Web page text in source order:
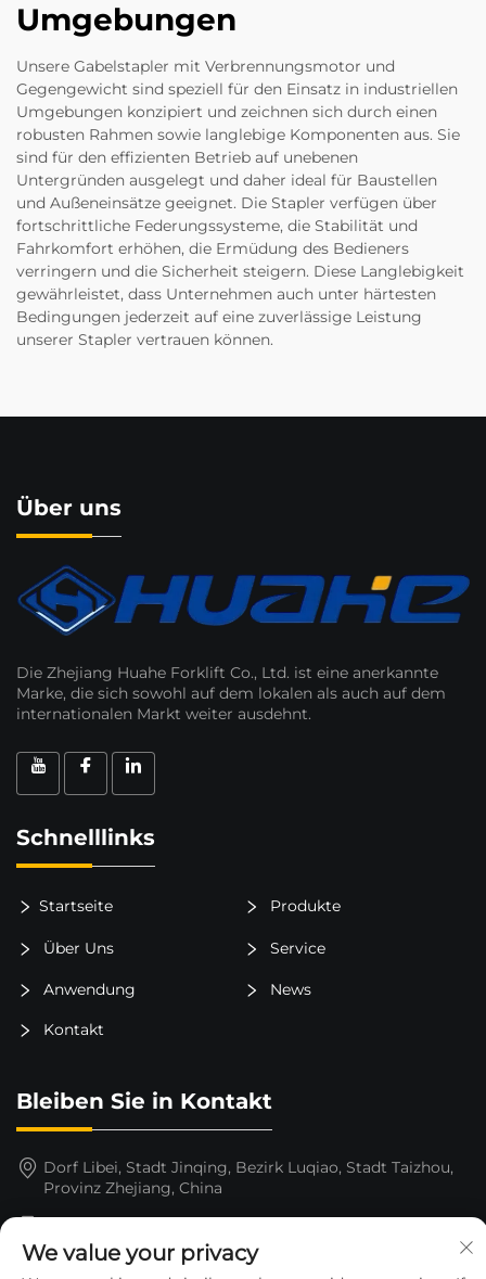
Umgebungen
Unsere Gabelstapler mit Verbrennungsmotor und
Gegengewicht sind speziell für den Einsatz in industriellen
Umgebungen konzipiert und zeichnen sich durch einen
robusten Rahmen sowie langlebige Komponenten aus. Sie
sind für den effizienten Betrieb auf unebenen
Untergründen ausgelegt und daher ideal für Baustellen
und Außeneinsätze geeignet. Die Stapler verfügen über
fortschrittliche Federungssysteme, die Stabilität und
Fahrkomfort erhöhen, die Ermüdung des Bedieners
verringern und die Sicherheit steigern. Diese Langlebigkeit
gewährleistet, dass Unternehmen auch unter härtesten
Bedingungen jederzeit auf eine zuverlässige Leistung
unserer Stapler vertrauen können.
Über uns
Die Zhejiang Huahe Forklift Co., Ltd. ist eine anerkannte
Marke, die sich sowohl auf dem lokalen als auch auf dem
internationalen Markt weiter ausdehnt.
Schnelllinks
Startseite Produkte
Über Uns Service
Anwendung News
Kontakt
Bleiben Sie in Kontakt
Dorf Libei, Stadt Jinqing, Bezirk Luqiao, Stadt Taizhou,
Provinz Zhejiang, China
[email protected]
We value your privacy